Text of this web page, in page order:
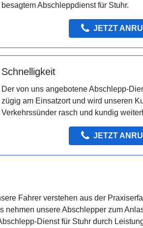
besagtem Abschleppdienst für Stuhr.
JETZT
Schnelligkeit
Der von uns angebotene Abschlepp-
zügig am Einsatzort und wird unseren
Verkehrssünder rasch und kundig
JETZT
Fahrer verstehen aus der
nehmen unsere Abschlepper zum
Dienst für Stuhr durch